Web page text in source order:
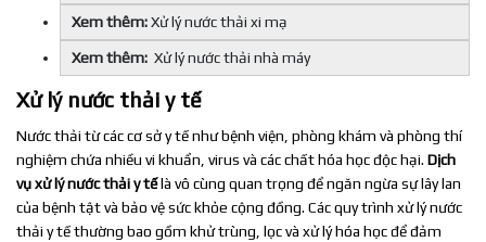
Xem thêm:Xử lý nước thải xi mạ
Xem thêm: Xử lý nước thải nhà máy
Xử lý nước thải y tế
Nước thải từ các cơ sở y tế như bệnh viện, phòng khám và phòng thí
nghiệm chứa nhiều vi khuẩn, virus và các chất hóa học độc hại. Dịch
vụ xử lý nước thải y tếlà vô cùng quan trọng để ngăn ngừa sự lây lan
của bệnh tật và bảo vệ sức khỏe cộng đồng. Các quy trình xử lý nước
thải y tế thường bao gồm khử trùng, lọc và xử lý hóa học để đảm